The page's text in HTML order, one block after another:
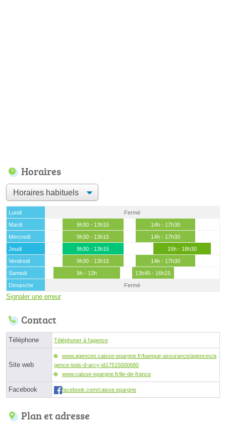
Horaires
Lundi
Fermé
Mardi
9h30 - 13h15
14h - 17h30
Mercredi
9h30 - 13h15
14h - 17h30
Jeudi
9h30 - 13h15
15h - 18h30
Vendredi
9h30 - 13h15
14h - 17h30
Samedi
9h - 13h
13h45 - 16h15
Dimanche
Fermé
Signaler une erreur
Contact
Téléphone Téléphoner à l'agence
Site web
www.agences.caisse-epargne.fr/banque-assurance/agences/a
gence-bois-d-arcy-id17515000680
www.caisse-epargne.fr/ile-de-france
Facebook facebook.com/caisse.epargne
Plan et adresse